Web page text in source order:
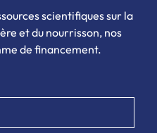
scientifiques sur la
et du nourrisson, nos
de financement.